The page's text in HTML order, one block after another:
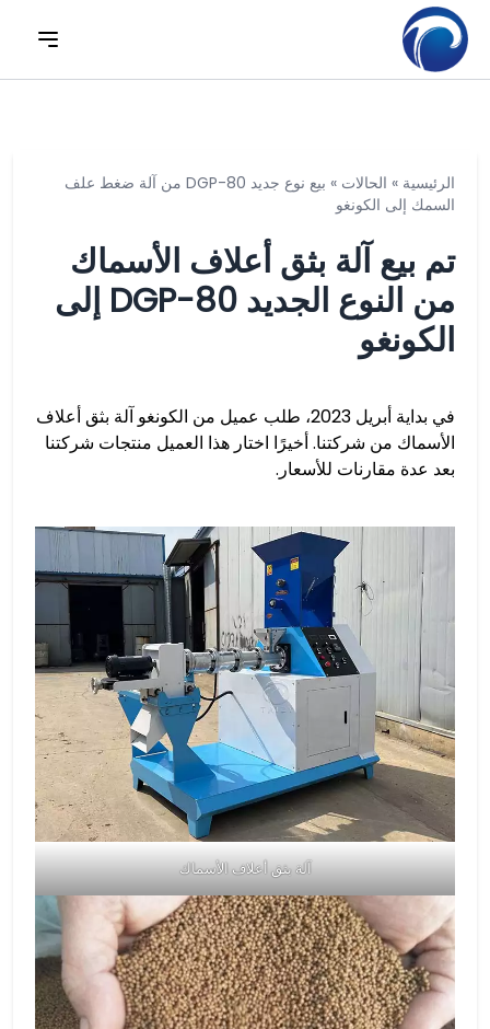
الرئيسية » الحالات »
بيع نوع جديد DGP-80 من آلة ضغط علف
السمك إلى الكونغو
تم بيع آلة بثق أعلاف الأسماك
من النوع الجديد DGP-80 إلى
الكونغو
في بداية أبريل 2023، طلب عميل من الكونغو آلة بثق أعلاف
الأسماك من شركتنا. أخيرًا اختار هذا العميل منتجات شركتنا
بعد عدة مقارنات للأسعار.
آلة بثق أعلاف الأسماك